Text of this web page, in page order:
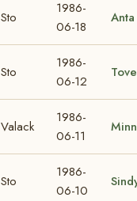
Sto
1986-
06-18
Sto
1986-
06-12
Tove
Valack
1986-
06-11
Sto
1986-
06-10